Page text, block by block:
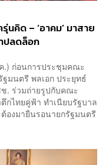
นคิด – ‘อาคม’ มาสาย
ปลดล็อก
.) ก่อนการประชุมคณะ
มนตรี พลเอก ประยุทธ์
. ร่วมถ่ายรูปกับคณะ
กไทยคู่ฟ้า ทำเนียบรัฐบาล
องมายืนรอนายกรัฐมนตรี